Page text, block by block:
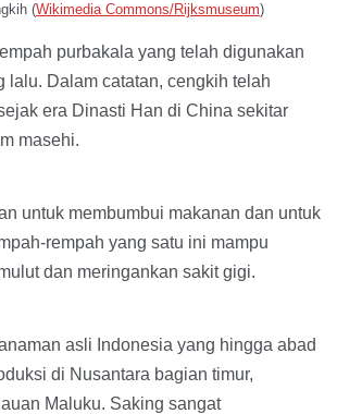
(Wikimedia Commons/Rijksmuseum)
purbakala yang telah digunakan
lalu. Dalam catatan, cengkih telah
era Dinasti Han di China sekitar
masehi.
untuk membumbui makanan dan untuk
rempah yang satu ini mampu
dan meringankan sakit gigi.
asli Indonesia yang hingga abad
di Nusantara bagian timur,
Maluku. Saking sangat